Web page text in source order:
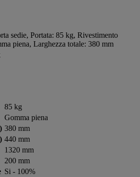
sedie, Portata: 85 kg, Rivestimento
piena, Larghezza totale: 380 mm
85 kg
Gomma piena
380 mm
440 mm
1320 mm
200 mm
Si - 100%